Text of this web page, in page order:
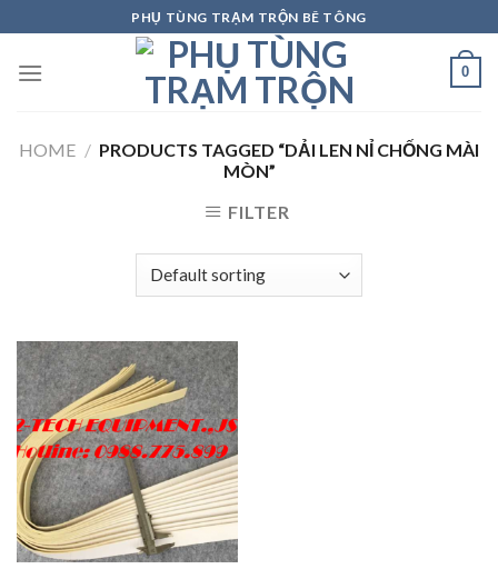
to
content
PHỤ TÙNG TRẠM TRỘN BÊ TÔNG
0
HOME / PRODUCTS TAGGED “DẢI LEN NỈ CHỐNG MÀI
MÒN”
FILTER